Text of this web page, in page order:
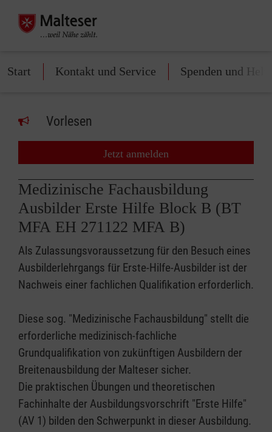
Start Kontakt und Service Spenden und
Vorlesen
Jetzt anmelden
Medizinische Fachausbildung
Ausbilder Erste Hilfe Block B (BT
MFA EH 271122 MFA B)
Als Zulassungsvoraussetzung für den Besuch eines
Ausbilderlehrgangs für Erste-Hilfe-Ausbilder ist der
Nachweis einer fachlichen Qualifikation erforderlich.
Diese sog. "Medizinische Fachausbildung" stellt die
erforderliche medizinisch-fachliche
Grundqualifikation von zukünftigen Ausbildern der
Breitenausbildung der Malteser sicher.
Die praktischen Übungen und theoretischen
Fachinhalte der Ausbildungsvorschrift "Erste Hilfe"
(AV 1) bilden den Schwerpunkt in dieser Ausbildung.